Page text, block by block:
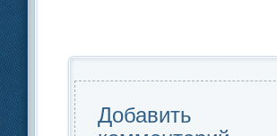
o
o
k
n
и
ть
Добавить